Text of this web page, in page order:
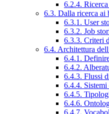
6.2.4.
6.3. Dalla ricerca ai
6.3.1. User
6.3.2. Job
6.3.3. Criteri
6.4. Architettura
6.4.1.
6.4.2.
6.4.3. Flussi
6.4.4.
6.4.5.
6.4.6.
6.4.7.